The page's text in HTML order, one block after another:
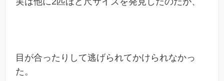
目が合ったりして逃げられてかけられなかっ
た。